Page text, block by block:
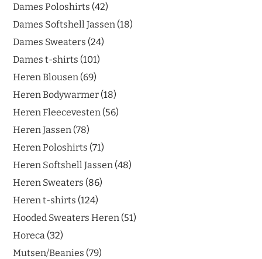
Dames Poloshirts 42
Dames Softshell Jassen 18
Dames Sweaters 24
Dames t-shirts 101
Heren Blousen 69
Heren Bodywarmer 18
Heren Fleecevesten 56
Heren Jassen 78
Heren Poloshirts 71
Heren Softshell Jassen 48
Heren Sweaters 86
Heren t-shirts 124
Hooded Sweaters Heren 51
Horeca 32
Mutsen/Beanies 79